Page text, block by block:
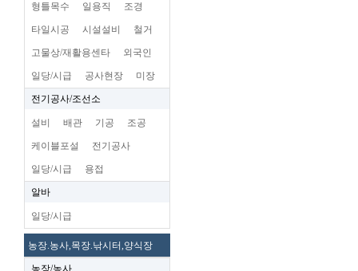
형틀목수 일용직 조경
타일시공 시설설비 철거
고물상/재활용센타 외국인
일당/시급 공사현장 미장
전기공사/조선소
설비 배관 기공 조공
케이블포설 전기공사
일당/시급 용접
알바
일당/시급
농장.농사,목장.낚시터,양식장
농장/농사